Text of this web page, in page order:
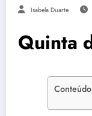
Isabela Duarte
Quinta